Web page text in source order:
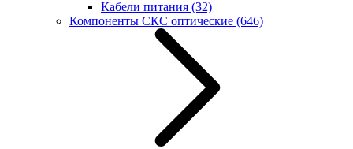
Кабели питания (32)
Компоненты СКС оптические (646)